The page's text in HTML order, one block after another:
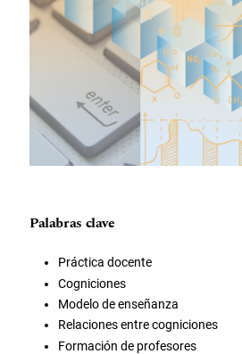
Palabras clave
Práctica docente
Cogniciones
Modelo de enseñanza
Relaciones entre cogniciones
Formación de profesores